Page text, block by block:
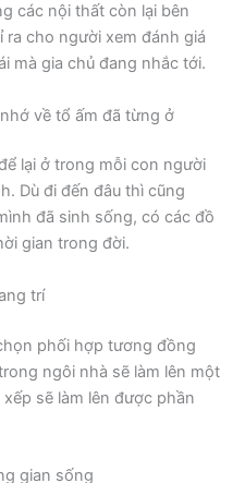
các nội thất còn lại bên
cho người xem đánh giá
mà gia chủ đang nhắc tới.
về tổ ấm đã từng ở
lại ở trong mỗi con người
Dù đi đến đâu thì cũng
đã sinh sống, có các đồ
gian trong đời.
trí
phối hợp tương đồng
ngôi nhà sẽ làm lên một
sẽ làm lên được phần
gian sống